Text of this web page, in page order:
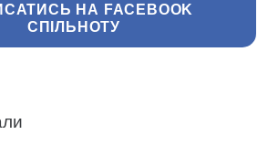
НА FACEBOOK
СПІЛЬНОТУ